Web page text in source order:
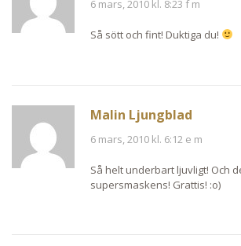
6 mars, 2010 kl. 8:23 f m
Så sött och fint! Duktiga du!
Malin Ljungblad
6 mars, 2010 kl. 6:12 e m
Så helt underbart ljuvligt! Och
supersmaskens! Grattis! :o)